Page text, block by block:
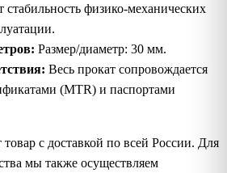
стабильность физико-механических
Размер/диаметр: 30 мм.
Весь прокат сопровождается
(MTR) и паспортами
с доставкой по всей России. Для
мы также осуществляем